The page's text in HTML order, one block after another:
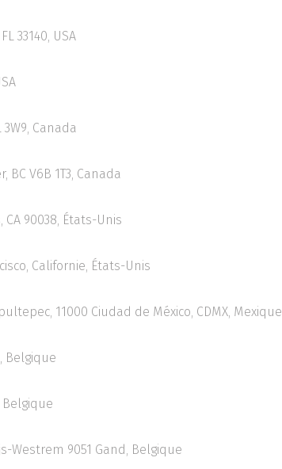
33140, USA
Canada
V6B 1T3, Canada
CA 90038, États-Unis
Californie, États-Unis
11000 Ciudad de México, CDMX, Mexique
Belgique
Belgique
Westrem 9051 Gand, Belgique